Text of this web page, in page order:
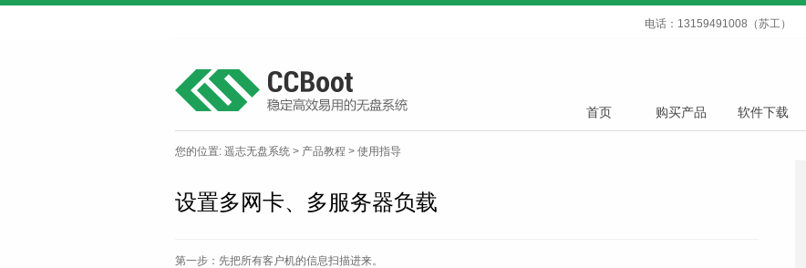
电话：13159491008（苏工）
首页 购买产品 软件下载
您的位置: 遥志无盘系统 > 产品教程 > 使用指导
设置多网卡、多服务器负载
第一步：先把所有客户机的信息扫描进来。